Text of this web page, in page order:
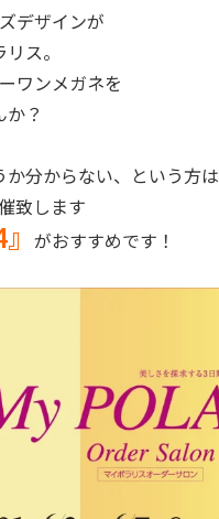
デザインが
ス。
ワンメガネを
か？
か分からない、という方は
致します
』がおすすめです！